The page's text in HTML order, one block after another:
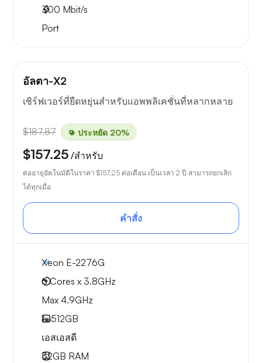
300 Mbit/s
Port
อัลตา-X2
เซิร์ฟเวอร์ที่ยืดหยุ่นสำหรับแอพพลิเคชั่นที่หลากหลาย
$187.87 ประหยัด 20%
$157.25 /สำหรับ
ต่ออายุอัตโนมัติในราคา $157.25 ต่อเดือน เป็นเวลา 2 ปี สามารถยกเลิก
ได้ทุกเมื่อ
คำสั่ง
Xeon E-2276G
6 Cores x 3.8GHz
Max 4.9GHz
1x512GB
เอสเอสดี
32GB RAM